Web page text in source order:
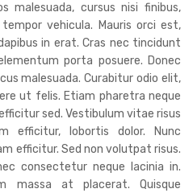
malesuada, cursus nisi finibus,
vehicula. Mauris orci est,
in erat. Cras nec tincidunt
porta posuere. Donec
malesuada. Curabitur odio elit,
ut felis. Etiam pharetra neque
sed. Vestibulum vitae risus
efficitur, lobortis dolor. Nunc
efficitur. Sed non volutpat risus.
consectetur neque lacinia in.
massa at placerat. Quisque